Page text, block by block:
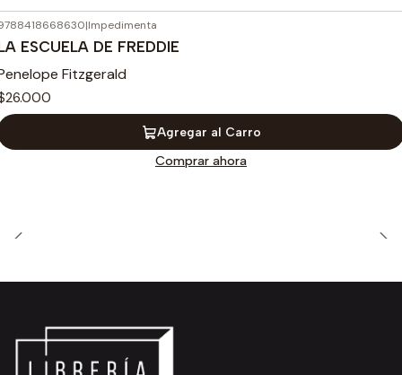
|Impedimenta
ESCUELA DE FREDDIE
Fitzgerald
Agregar al Carro
Comprar ahora